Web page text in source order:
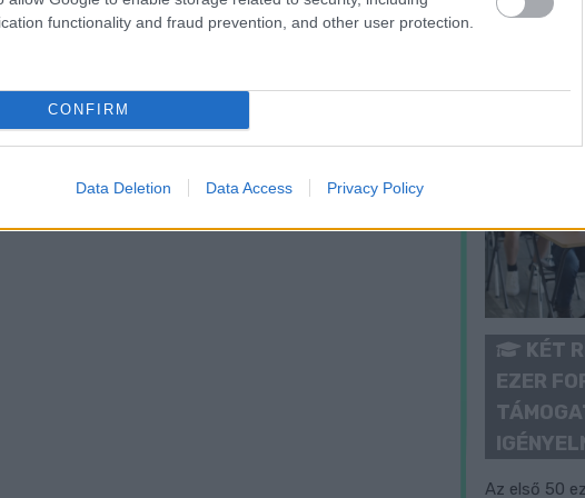
functionality and fraud prevention, and other user protection.
CONFIRM
Data Deletion Data Access Privacy Policy
KÉT
EZER
Az első 50